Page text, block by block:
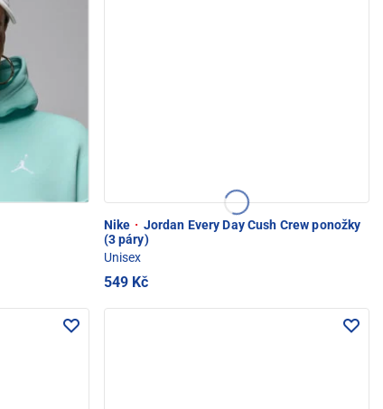
Nike · Jordan Every Day Cush Crew ponožky
(3 páry)
Unisex
549 Kč